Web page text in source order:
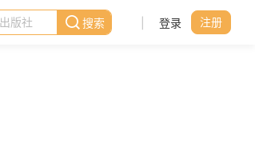
登录 注册